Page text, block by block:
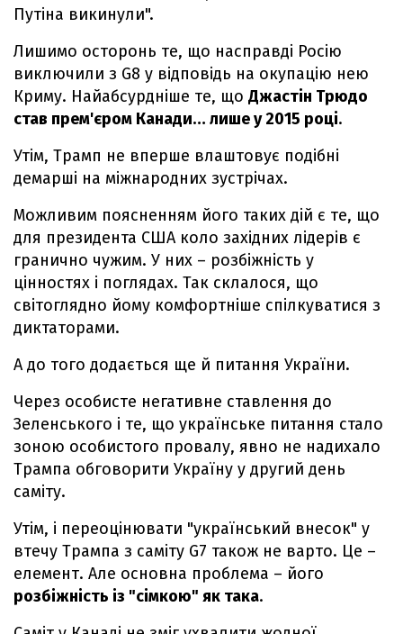
Путіна викинули".
Лишимо осторонь те, що насправді Росію
виключили з G8 у відповідь на окупацію нею
Криму. Найабсурдніше те, що Джастін Трюдо
став прем'єром Канади… лише у 2015 році.
Утім, Трамп не вперше влаштовує подібні
демарші на міжнародних зустрічах.
Можливим поясненням його таких дій є те, що
для президента США коло західних лідерів є
гранично чужим. У них – розбіжність у
цінностях і поглядах. Так склалося, що
світоглядно йому комфортніше спілкуватися з
диктаторами.
А до того додається ще й питання України.
Через особисте негативне ставлення до
Зеленського і те, що українське питання стало
зоною особистого провалу, явно не надихало
Трампа обговорити Україну у другий день
саміту.
Утім, і переоцінювати "український внесок" у
втечу Трампа з саміту G7 також не варто. Це –
елемент. Але основна проблема – його
розбіжність із "сімкою" як така.